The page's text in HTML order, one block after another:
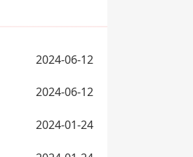
2024-06-12
2024-06-12
2024-01-24